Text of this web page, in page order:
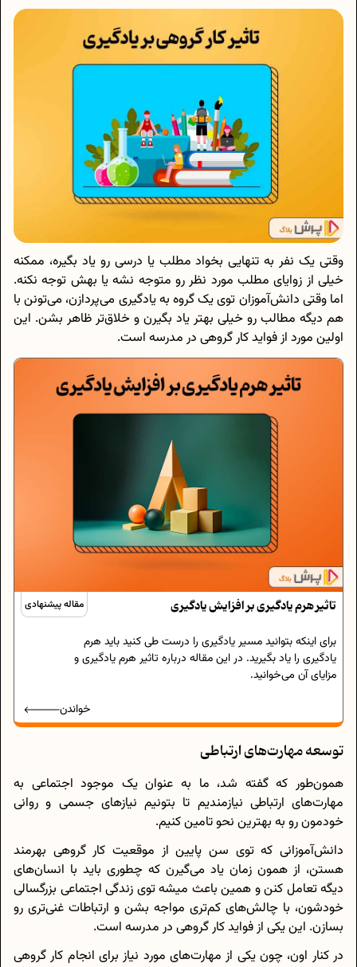
وقتی یک نفر به تنهایی بخواد مطلب یا درسی رو یاد بگیره، ممکنه
خیلی از زوایای مطلب مورد نظر رو متوجه نشه یا بهش توجه نکنه.
اما وقتی دانش‌آموزان توی یک گروه به یادگیری می‌پردازن، می‌تونن با
هم دیگه مطالب رو خیلی بهتر یاد بگیرن و خلاق‌تر ظاهر بشن. این
اولین مورد از فواید کار گروهی در مدرسه است.
مقاله پیشنهادی تاثیر هرم یادگیری بر افزایش یادگیری
برای اینکه بتوانید مسیر یادگیری را درست طی کنید باید هرم
یادگیری را یاد بگیرید. در این مقاله درباره تاثیر هرم یادگیری و
مزایای آن می‌خوانید.
خواندن
توسعه‌ مهارت‌های ارتباطی
همون‌طور که گفته شد، ما به عنوان یک موجود اجتماعی به
مهارت‌های ارتباطی نیازمندیم تا بتونیم نیاز‌های جسمی و روانی
خودمون رو به بهترین نحو تامین کنیم.
دانش‌آموزانی که توی سن پایین از موقعیت کار گروهی بهرمند
هستن، از همون زمان یاد می‌گیرن که چطوری باید با انسان‌های
دیگه تعامل کنن و همین باعث میشه توی زندگی اجتماعی بزرگسالی
خودشون، با چالش‌های کم‌تری مواجه بشن و ارتباطات غنی‌تری رو
بسازن. این یکی از فواید کار گروهی در مدرسه است.
در کنار اون، چون یکی از مهارت‌های مورد نیاز برای انجام کار گروهی